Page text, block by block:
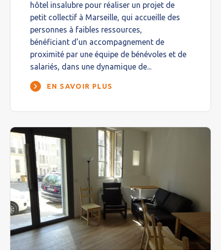
hôtel insalubre pour réaliser un projet de
petit collectif à Marseille, qui accueille des
personnes à faibles ressources,
bénéficiant d’un accompagnement de
proximité par une équipe de bénévoles et de
salariés, dans une dynamique de...
EN SAVOIR PLUS